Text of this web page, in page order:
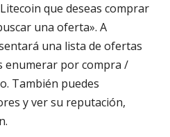
que deseas comprar
una oferta». A
una lista de ofertas
enumerar por compra /
También puedes
y ver su reputación,